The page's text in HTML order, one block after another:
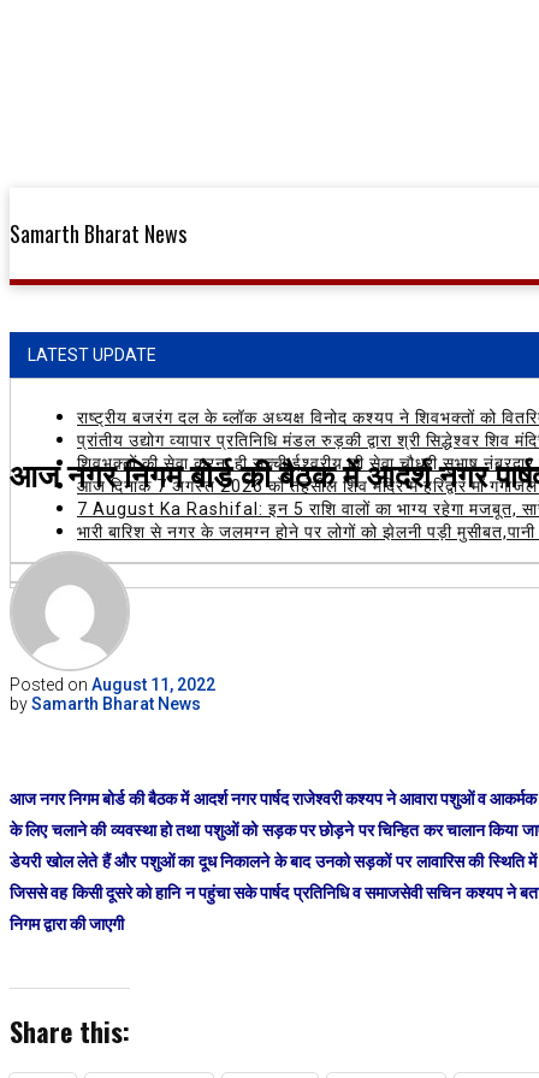
Samarth Bharat News
LATEST UPDATE
राष्ट्रीय बजरंग दल के ब्लॉक अध्यक्ष विनोद कश्यप ने शिवभक्तों को
प्रांतीय उद्योग व्यापार प्रतिनिधि मंडल रुड़की द्वारा श्री सिद्धेश्वर शिव
शिवभक्तों की सेवा करना ही सच्ची ईश्वरीय की सेवा,चौधरी सुभाष
आज दिनांक 7 अगस्त 2026 को तहसील शिव मंदिर में हरिद्वार माँ
7 August Ka Rashifal: इन 5 राशि वालों का भाग्य रहेगा मजबूत,
भारी बारिश से नगर के जलमग्न होने पर लोगों को झेलनी पड़ी
आज नगर निगम बोर्ड की बैठक में आदर्श नगर
Posted on August 11, 2022
bySamarth Bharat News
आज नगर निगम बोर्ड की बैठक में आदर्श नगर पार्षद राजेश्वरी कश्यप ने आवारा पशुओं व
के लिए चलाने की व्यवस्था हो तथा पशुओं को सड़क पर छोड़ने पर चिन्हित कर चालान किया
डेयरी खोल लेते हैं और पशुओं का दूध निकालने के बाद उनको सड़कों पर लावारिस की
जिससे वह किसी दूसरे को हानि न पहुंचा सके पार्षद प्रतिनिधि व समाजसेवी सचिन कश्यप ने
निगम द्वारा की जाएगी
Share this: